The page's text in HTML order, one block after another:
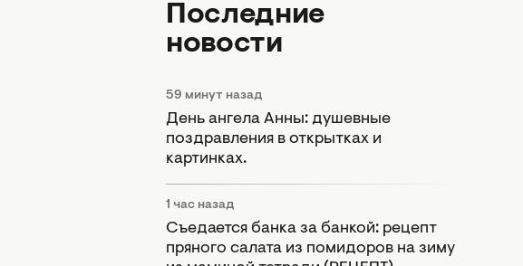
Последние
новости
59 минут назад
День ангела Анны: душевные
поздравления в открытках и
картинках.
1 час назад
Съедается банка за банкой: рецепт
пряного салата из помидоров на зиму